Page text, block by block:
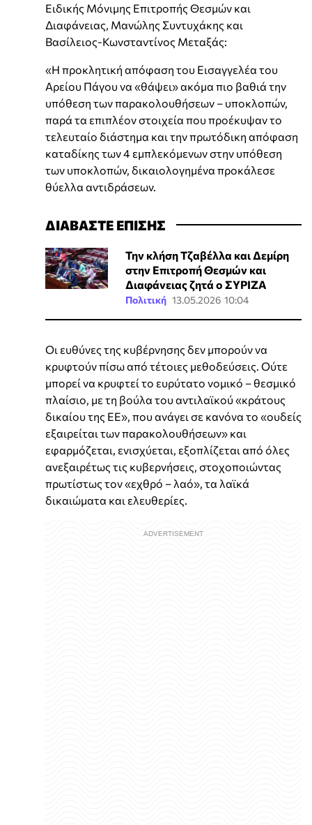
Ειδικής Μόνιμης Επιτροπής Θεσμών και
Διαφάνειας, Μανώλης Συντυχάκης και
Βασίλειος-Κωνσταντίνος Μεταξάς:
«Η προκλητική απόφαση του Εισαγγελέα του
Αρείου Πάγου να «θάψει» ακόμα πιο βαθιά την
υπόθεση των παρακολουθήσεων – υποκλοπών,
παρά τα επιπλέον στοιχεία που προέκυψαν το
τελευταίο διάστημα και την πρωτόδικη απόφαση
καταδίκης των 4 εμπλεκόμενων στην υπόθεση
των υποκλοπών, δικαιολογημένα προκάλεσε
θύελλα αντιδράσεων.
ΔΙΑΒΑΣΤΕ ΕΠΙΣΗΣ
Την κλήση Τζαβέλλα και Δεμίρη
στην Επιτροπή Θεσμών και
Διαφάνειας ζητά ο ΣΥΡΙΖΑ
Πολιτική 13.05.2026 10:04
Οι ευθύνες της κυβέρνησης δεν μπορούν να
κρυφτούν πίσω από τέτοιες μεθοδεύσεις. Ούτε
μπορεί να κρυφτεί το ευρύτατο νομικό – θεσμικό
πλαίσιο, με τη βούλα του αντιλαϊκού «κράτους
δικαίου της ΕΕ», που ανάγει σε κανόνα το «ουδείς
εξαιρείται των παρακολουθήσεων» και
εφαρμόζεται, ενισχύεται, εξοπλίζεται από όλες
ανεξαιρέτως τις κυβερνήσεις, στοχοποιώντας
πρωτίστως τον «εχθρό – λαό», τα λαϊκά
δικαιώματα και ελευθερίες.